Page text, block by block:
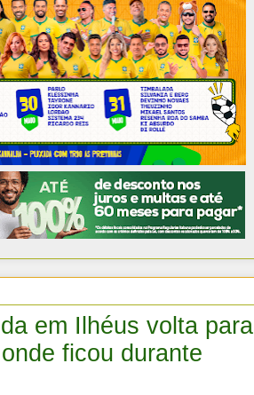
em Ilhéus volta para
ficou durante